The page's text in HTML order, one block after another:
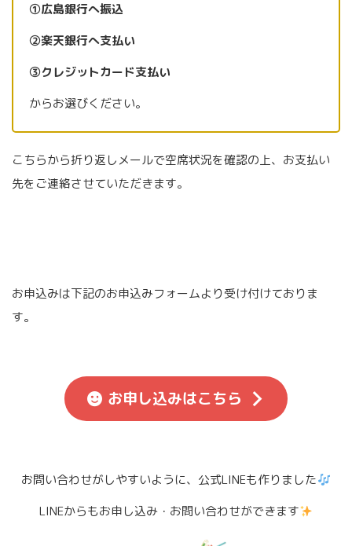
①広島銀行へ振込
②楽天銀行へ支払い
③クレジットカード支払い
からお選びください。
こちらから折り返しメールで空席状況を確認の上、お支払い
先をご連絡させていただきます。
お申込みは下記のお申込みフォームより受け付けておりま
す。
お申し込みはこちら
お問い合わせがしやすいように、公式LINEも作りました
LINEからもお申し込み・お問い合わせができます